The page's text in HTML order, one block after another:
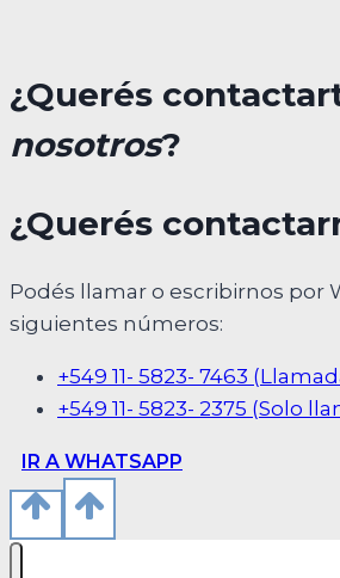
¿Querés
nosotros?
¿Querés
Podés llamar o escribirnos por
siguientes números:
+549 11- 5823- 7463
+549 11- 5823- 2375 (Solo
IR A WHATSAPP